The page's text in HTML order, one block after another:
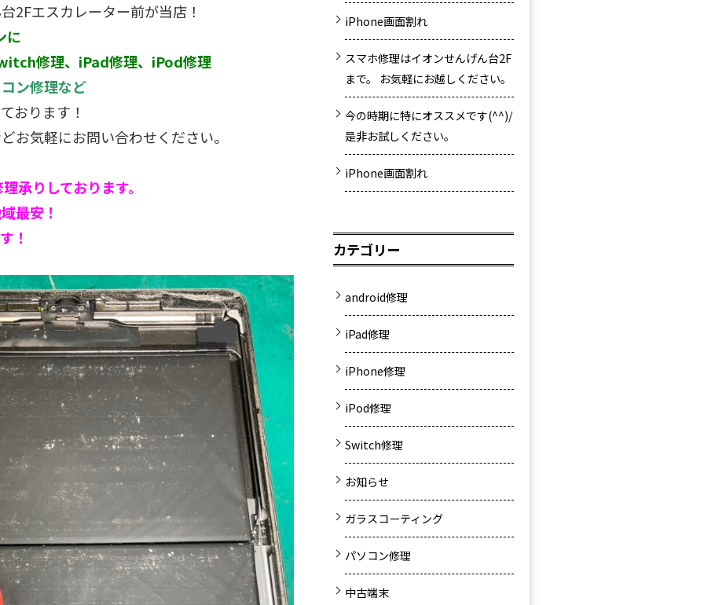
2Fエスカレーター前が当店！
に
修理、iPad修理、iPod修理
ン修理など
おります！
お気軽にお問い合わせください。
承りしております。
最安！
！
iPhone画面割れ
スマホ修理はイオンせんげん台2F
まで。 お気軽にお越しください。
今の時期に特にオススメです(^^)/
是非お試しください。
iPhone画面割れ
カテゴリー
android修理
iPad修理
iPhone修理
iPod修理
Switch修理
お知らせ
ガラスコーティング
パソコン修理
中古端末